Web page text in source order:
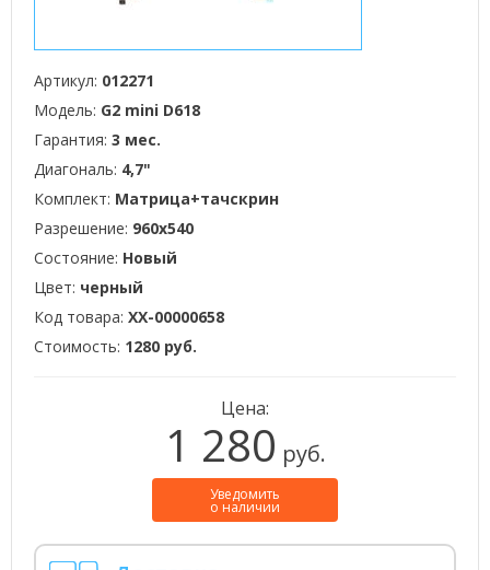
Артикул: 012271
Модель: G2 mini D618
Гарантия: 3 мес.
Диагональ: 4,7"
Комплект: Матрица+тачскрин
Разрешение: 960x540
Состояние: Новый
Цвет: черный
Код товара: XX-00000658
Стоимость: 1280 руб.
Цена:
1 280 руб.
Уведомить
о наличии